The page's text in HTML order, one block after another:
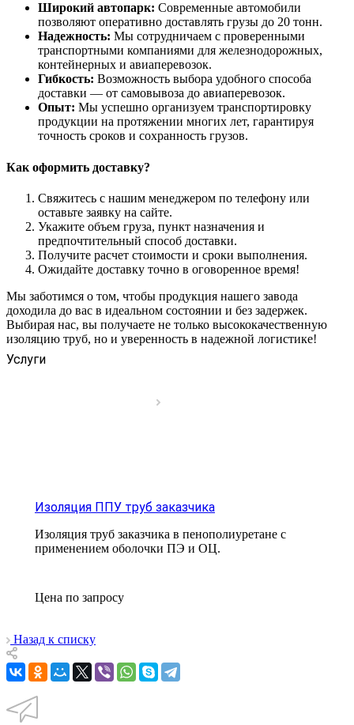
Широкий автопарк: Современные автомобили
позволяют оперативно доставлять грузы до 20 тонн.
Надежность: Мы сотрудничаем с проверенными
транспортными компаниями для железнодорожных,
контейнерных и авиаперевозок.
Гибкость: Возможность выбора удобного способа
доставки — от самовывоза до авиаперевозок.
Опыт: Мы успешно организуем транспортировку
продукции на протяжении многих лет, гарантируя
точность сроков и сохранность грузов.
Как оформить доставку?
Свяжитесь с нашим менеджером по телефону или
оставьте заявку на сайте.
Укажите объем груза, пункт назначения и
предпочтительный способ доставки.
Получите расчет стоимости и сроки выполнения.
Ожидайте доставку точно в оговоренное время!
Мы заботимся о том, чтобы продукция нашего завода
доходила до вас в идеальном состоянии и без задержек.
Выбирая нас, вы получаете не только высококачественную
изоляцию труб, но и уверенность в надежной логистике!
Услуги
Изоляция ППУ труб заказчика
Изоляция труб заказчика в пенополиуретане с
применением оболочки ПЭ и ОЦ.
Цена по запросу
Назад к списку